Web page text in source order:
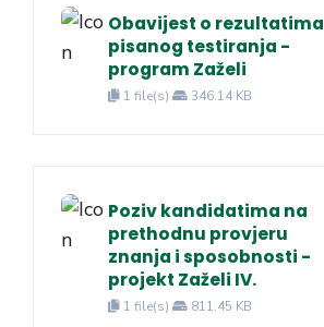
Obavijest o rezultatima
pisanog testiranja -
program Zaželi
1 file(s) 346.14 KB
Poziv kandidatima na
prethodnu provjeru
znanja i sposobnosti -
projekt Zaželi IV.
1 file(s) 811.45 KB